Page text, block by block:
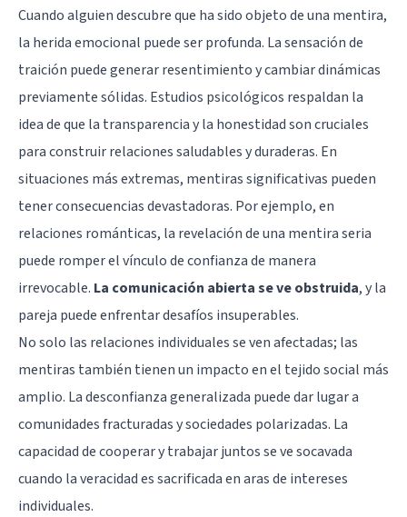
Cuando alguien descubre que ha sido objeto de una mentira,
la herida emocional puede ser profunda. La sensación de
traición puede generar resentimiento y cambiar dinámicas
previamente sólidas. Estudios psicológicos respaldan la
idea de que la transparencia y la honestidad son cruciales
para construir relaciones saludables y duraderas. En
situaciones más extremas, mentiras significativas pueden
tener consecuencias devastadoras. Por ejemplo, en
relaciones románticas, la revelación de una mentira seria
puede romper el vínculo de confianza de manera
irrevocable. La comunicación abierta se ve obstruida, y la
pareja puede enfrentar desafíos insuperables.
No solo las relaciones individuales se ven afectadas; las
mentiras también tienen un impacto en el tejido social más
amplio. La desconfianza generalizada puede dar lugar a
comunidades fracturadas y sociedades polarizadas. La
capacidad de cooperar y trabajar juntos se ve socavada
cuando la veracidad es sacrificada en aras de intereses
individuales.